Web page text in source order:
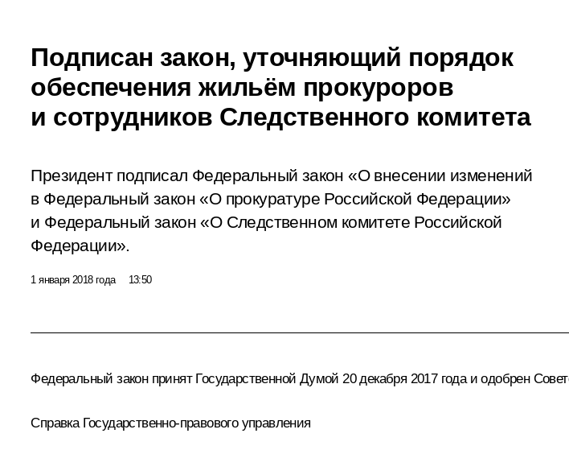
Подписан закон, уточняющий порядок
обеспечения жильём прокуроров
и сотрудников Следственного комитета
Президент подписал Федеральный закон «О внесении изменений
в Федеральный закон «О прокуратуре Российской Федерации»
и Федеральный закон «О Следственном комитете Российской
Федерации».
1 января 2018 года 13:50
Федеральный закон принят Государственной Думой 20 декабря 2017 года и одобрен
Справка Государственно-правового управления